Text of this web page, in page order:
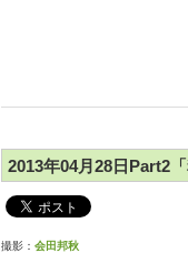
2013年04月28日Part2
撮影： 会田邦秋